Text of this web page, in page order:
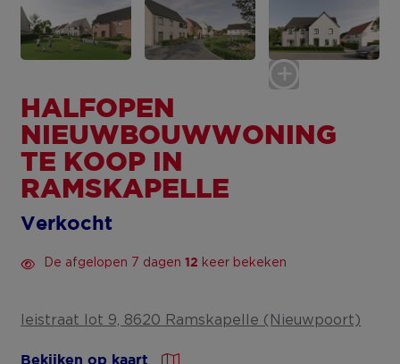
HALFOPEN
NIEUWBOUWWONING
TE KOOP IN
RAMSKAPELLE
De afgelopen 7 dagen12 keer bekeken
Verkocht
leistraat lot 9, 8620 Ramskapelle (Nieuwpoort)
Bekijken op kaart